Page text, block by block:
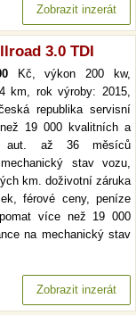
Zobrazit inzerát
3.0 TDI
Kč, výkon 200 kw,
km, rok výroby: 2015,
republika servisní
19 000 kvalitních a
aut. až 36 měsíců
stav vozu,
km. doživotní záruka
férové ceny, peníze
více než 19 000
na mechanický stav
Zobrazit inzerát